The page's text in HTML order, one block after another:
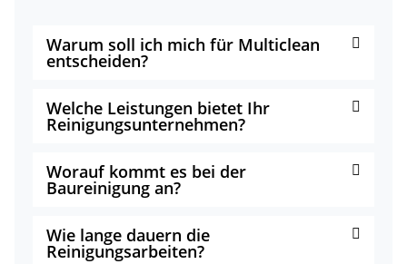
Warum soll ich mich für Multiclean
entscheiden?
Welche Leistungen bietet Ihr
Reinigungsunternehmen?
Worauf kommt es bei der
Baureinigung an?
Wie lange dauern die
Reinigungsarbeiten?